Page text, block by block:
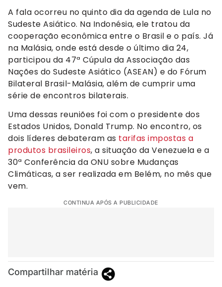
A fala ocorreu no quinto dia da agenda de Lula no
Sudeste Asiático. Na Indonésia, ele tratou da
cooperação econômica entre o Brasil e o país. Já
na Malásia, onde está desde o último dia 24,
participou da 47ª Cúpula da Associação das
Nações do Sudeste Asiático (ASEAN) e do Fórum
Bilateral Brasil-Malásia, além de cumprir uma
série de encontros bilaterais.
Uma dessas reuniões foi com o presidente dos
Estados Unidos, Donald Trump. No encontro, os
dois líderes debateram as tarifas impostas a
produtos brasileiros, a situação da Venezuela e a
30ª Conferência da ONU sobre Mudanças
Climáticas, a ser realizada em Belém, no mês que
vem.
CONTINUA APÓS A PUBLICIDADE
Compartilhar matéria